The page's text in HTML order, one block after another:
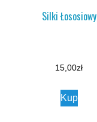
Silki Łososiowy
15,00zł
Kup